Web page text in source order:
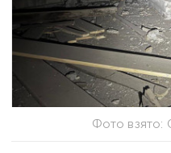
Фото взято: